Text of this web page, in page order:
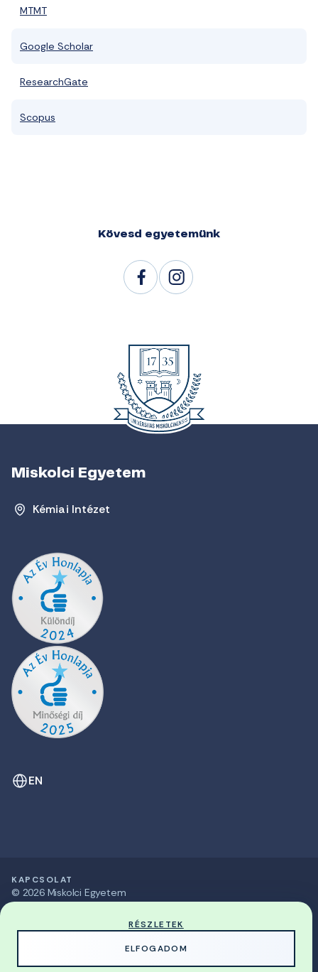
MTMT
Google Scholar
ResearchGate
Scopus
Kövesd egyetemünk
Miskolci Egyetem
Kémiai Intézet
EN
© 2026 Miskolci Egyetem
KAPCSOLAT
RÉSZLETEK
ELFOGADOM